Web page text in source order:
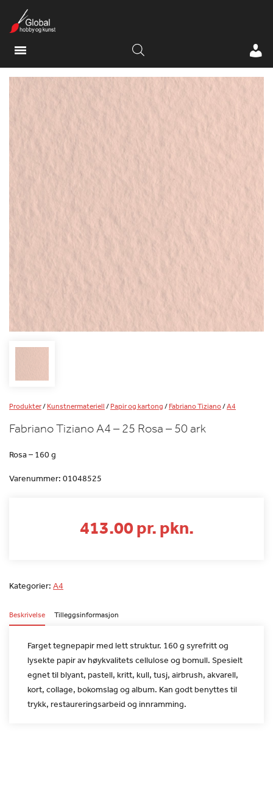
Produkter/Kunstnermateriell/Papir og kartong/Fabriano Tiziano/A4
Fabriano Tiziano A4 – 25 Rosa – 50 ark
Rosa – 160 g
Varenummer: 01048525
413.00 pr. pkn.
Kategorier: A4
Beskrivelse Tilleggsinformasjon
Farget tegnepapir med lett struktur. 160 g syrefritt og
lysekte papir av høykvalitets cellulose og bomull. Spesielt
egnet tilblyant, pastell, kritt, kull, tusj, airbrush, akvarell,
kort, collage, bokomslag og album. Kan godt benyttes til
trykk, restaureringsarbeid og innramming.